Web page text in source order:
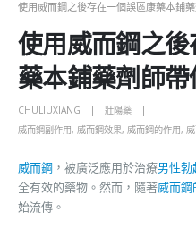
使用威而鋼之後存在一個誤區康藥本鋪
使用威而鋼之
藥本鋪藥劑師
CHULIUXIANG
壯陽藥
威而鋼副作用, 威而鋼效果, 威而鋼的作用,
威而鋼 ，被廣泛應用於治療男性勃
全有效的藥物。然而，隨著威而鋼
始流傳。